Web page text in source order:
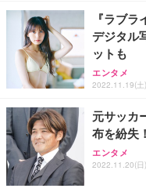
ョン PCチ
務用 おし
Sezlife オ
ワーク チ
能 人間工
レスト 3D
務用 おし
ANDWINT
ッシュ 通
ス圧無段階
【整備済
ー フルHD
ort/VGA ス
応
【
HOOTER
グモニター
Smart
限定】
超厚型 お
アイリス
ュラー 200
『ラブ
デジタル
ットも
エンタメ
2022.11.19(土
元サッカ
布を紛失！
エンタメ
2022.11.20(日